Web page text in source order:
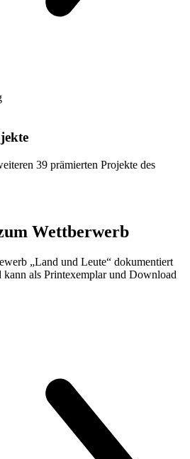
39 prämierten Projekte des
Wettberwerb
„Land und Leute“ dokumentiert
kann als Printexemplar und Download